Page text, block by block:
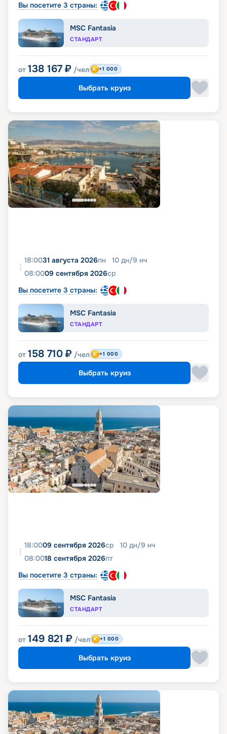
Вы посетите 3 страны:
MSC Fantasia
СТАНДАРТ
от 138 167 ₽ /чел +1 000
Выбрать круиз
18:0031 августа 2026пн 10 дн/9 нч
08:0009 сентября 2026ср
Вы посетите 3 страны:
MSC Fantasia
СТАНДАРТ
от 158 710 ₽ /чел +1 000
Выбрать круиз
18:0009 сентября 2026ср 10 дн/9 нч
08:0018 сентября 2026пт
Вы посетите 3 страны:
MSC Fantasia
СТАНДАРТ
от 149 821 ₽ /чел +1 000
Выбрать круиз